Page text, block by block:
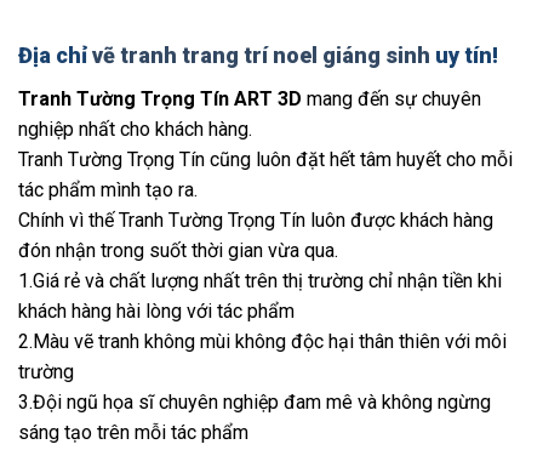
Địa chỉvẽ tranh trang trí noel giáng sinh uy tín!
Tranh Tường Trọng Tín ART 3D mang đến sự chuyên
nghiệp nhất cho khách hàng.
Tranh Tường Trọng Tín cũng luôn đặt hết tâm huyết cho mỗi
tác phẩm mình tạo ra.
Chính vì thế Tranh Tường Trọng Tín luôn được khách hàng
đón nhận trong suốt thời gian vừa qua.
1.Giá rẻ và chất lượng nhất trên thị trường chỉ nhận tiền khi
khách hàng hài lòng với tác phẩm
2.Màu vẽ tranh không mùi không độc hại thân thiên với môi
trường
3.Đội ngũ họa sĩ chuyên nghiệp đam mê và không ngừng
sáng tạo trên mỗi tác phẩm